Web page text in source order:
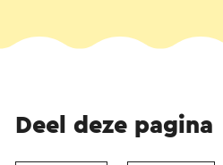
Deel deze pagina